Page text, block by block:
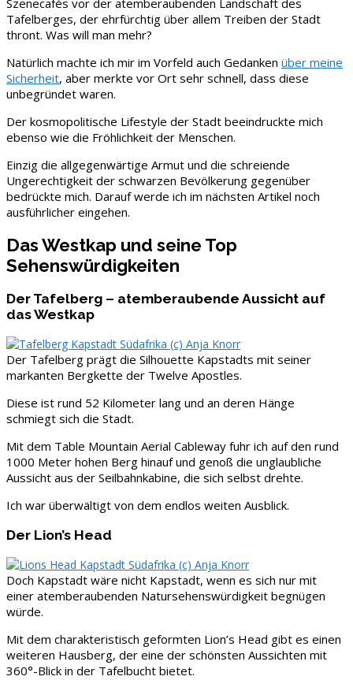
Szenecafés vor der atemberaubenden Landschaft des
Tafelberges, der ehrfürchtig über allem Treiben der Stadt
thront. Was will man mehr?
Natürlich machte ich mir im Vorfeld auch Gedanken über meine
Sicherheit, aber merkte vor Ort sehr schnell, dass diese
unbegründet waren.
Der kosmopolitische Lifestyle der Stadt beeindruckte mich
ebenso wie die Fröhlichkeit der Menschen.
Einzig die allgegenwärtige Armut und die schreiende
Ungerechtigkeit der schwarzen Bevölkerung gegenüber
bedrückte mich. Darauf werde ich im nächsten Artikel noch
ausführlicher eingehen.
Das Westkap und seine Top
Sehenswürdigkeiten
Der Tafelberg – atemberaubende Aussicht auf
das Westkap
Der Tafelberg prägt die Silhouette Kapstadts mit seiner
markanten Bergkette der Twelve Apostles.
Diese ist rund 52 Kilometer lang und an deren Hänge
schmiegt sich die Stadt.
Mit dem Table Mountain Aerial Cableway fuhr ich auf den rund
1000 Meter hohen Berg hinauf und genoß die unglaubliche
Aussicht aus der Seilbahnkabine, die sich selbst drehte.
Ich war überwältigt von dem endlos weiten Ausblick.
Der Lion’s Head
Doch Kapstadt wäre nicht Kapstadt, wenn es sich nur mit
einer atemberaubenden Natursehenswürdigkeit begnügen
würde.
Mit dem charakteristisch geformten Lion’s Head gibt es einen
weiteren Hausberg, der eine der schönsten Aussichten mit
360°-Blick in der Tafelbucht bietet.